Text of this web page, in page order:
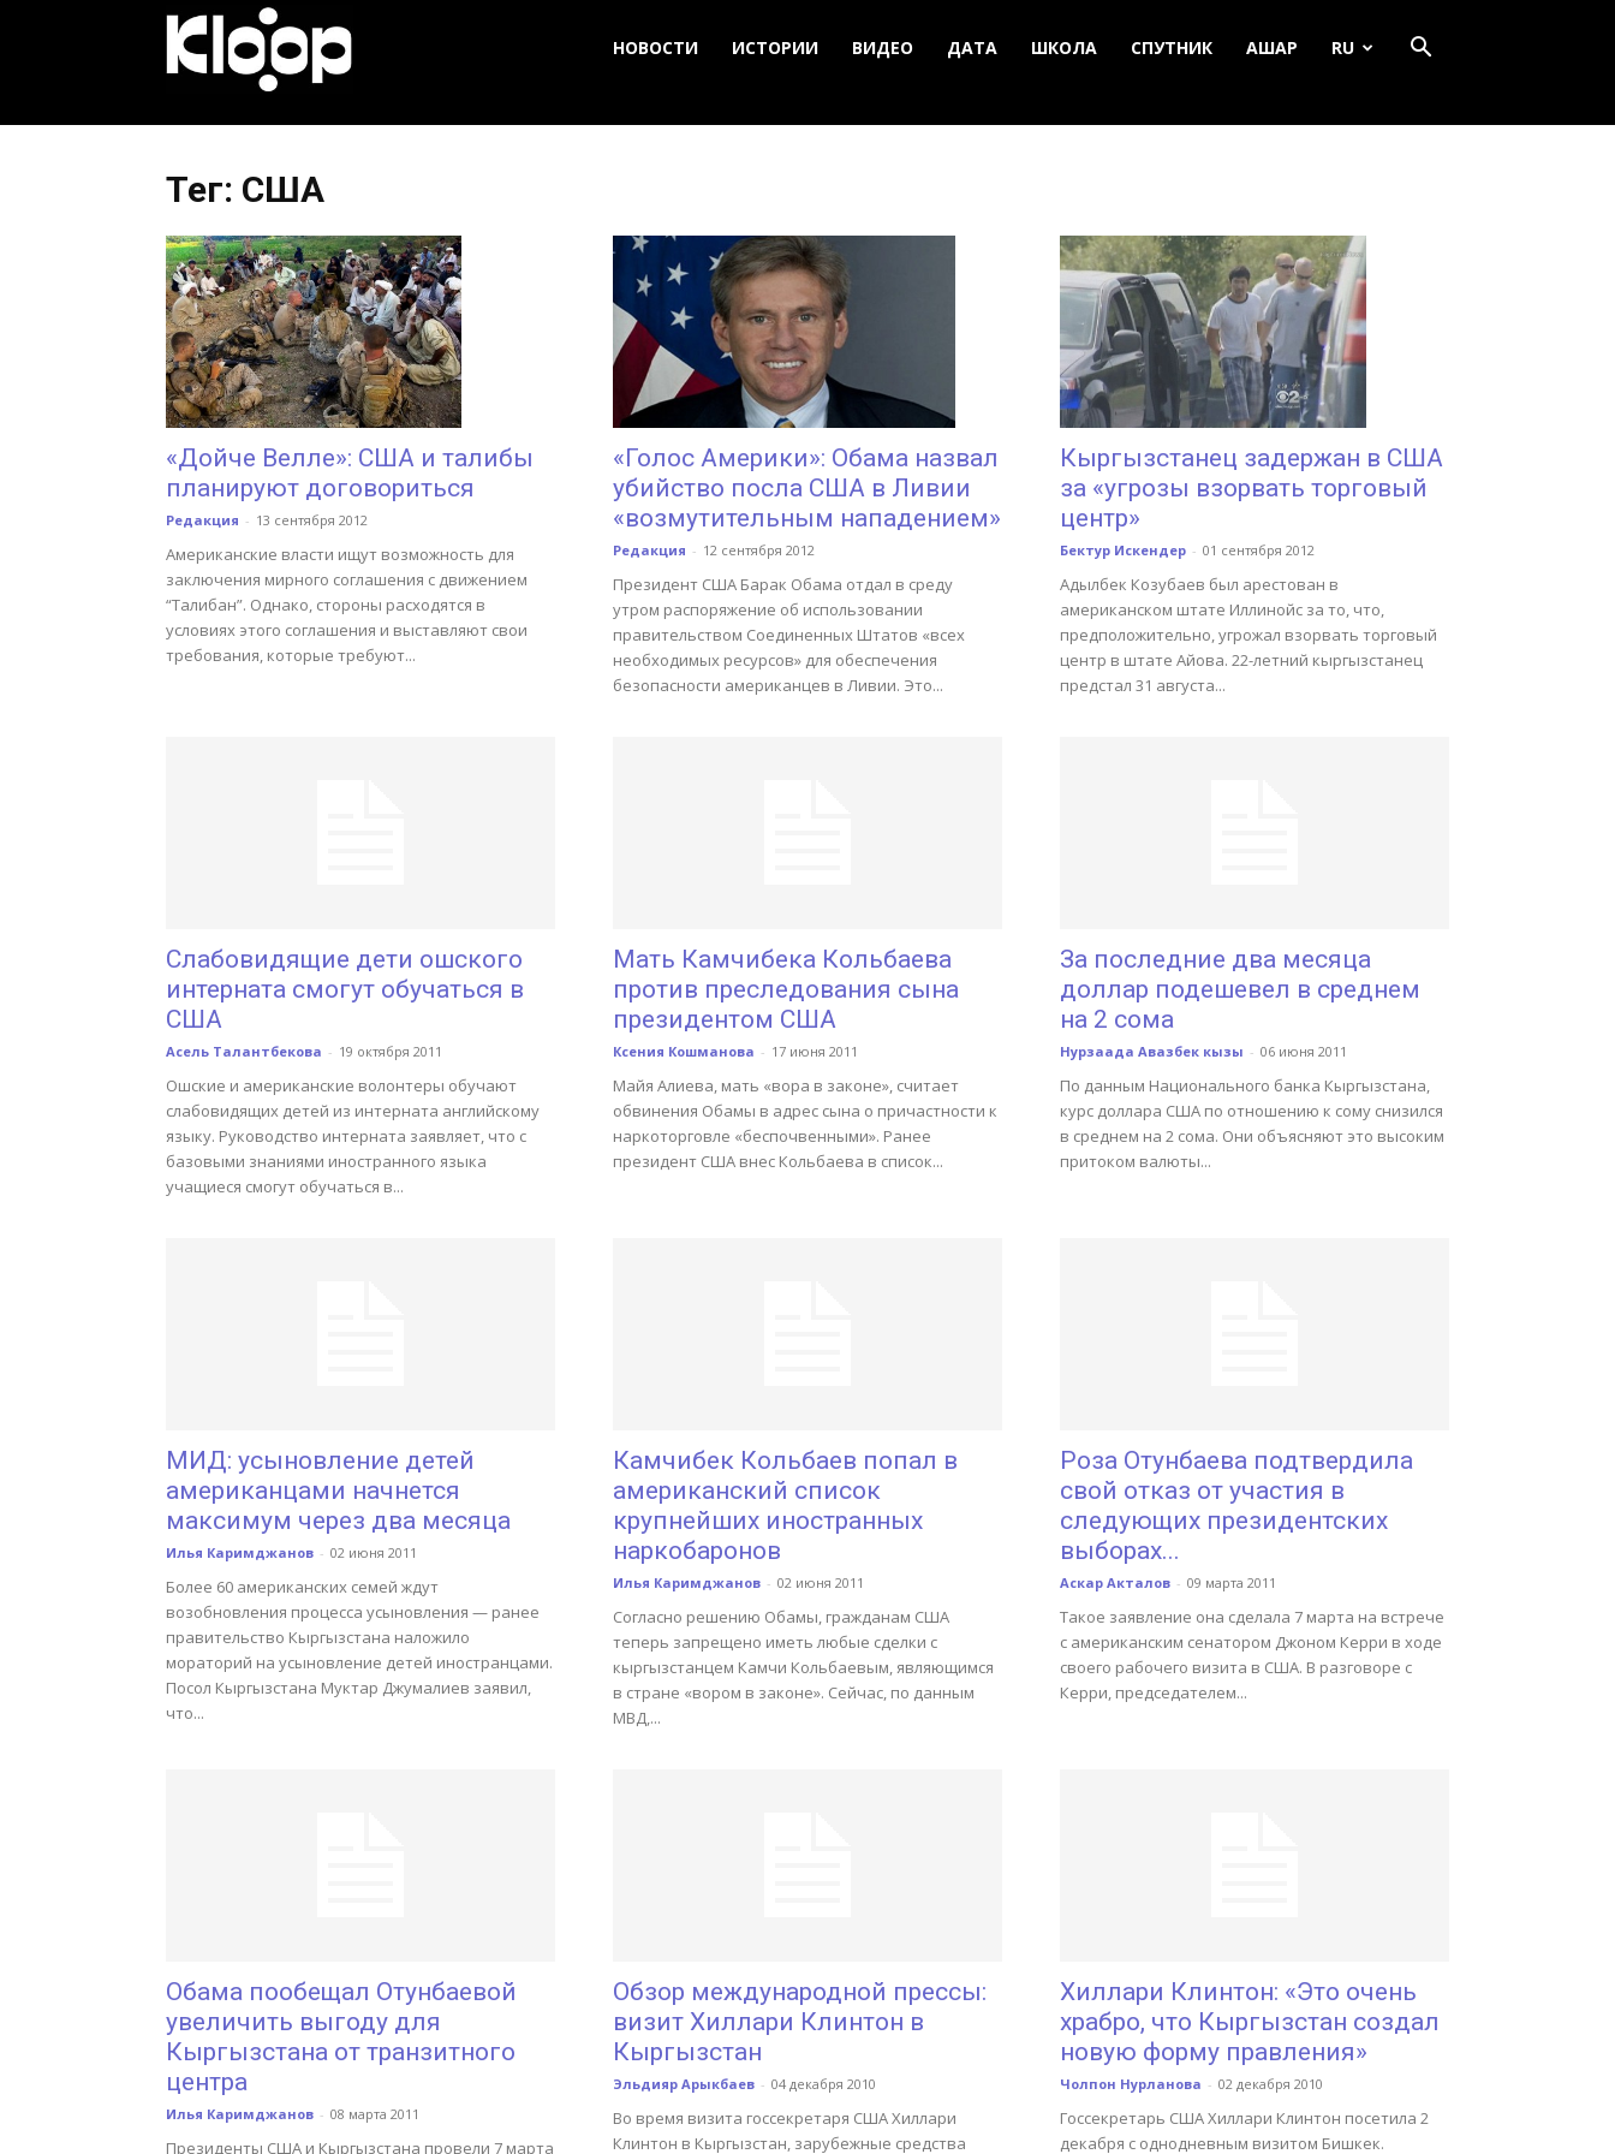
Новости
Кыргызстана
НОВОСТИ ИСТОРИИ ВИДЕО ДАТА ШКОЛА СПУТНИК АШАР RU
Тег: США
«Дойче Велле»: США и талибы
планируют договориться
Редакция - 13 сентября 2012
Американские власти ищут возможность для
заключения мирного соглашения с движением
“Талибан”. Однако, стороны расходятся в
условиях этого соглашения и выставляют свои
требования, которые требуют...
«Голос Америки»: Обама назвал
убийство посла США в Ливии
«возмутительным нападением»
Редакция - 12 сентября 2012
Президент США Барак Обама отдал в среду
утром распоряжение об использовании
правительством Соединенных Штатов «всех
необходимых ресурсов» для обеспечения
безопасности американцев в Ливии. Это...
Кыргызстанец задержан в США
за «угрозы взорвать торговый
центр»
Бектур Искендер - 01 сентября 2012
Адылбек Козубаев был арестован в
американском штате Иллинойс за то, что,
предположительно, угрожал взорвать торговый
центр в штате Айова. 22-летний кыргызстанец
предстал 31 августа...
Слабовидящие дети ошского
интерната смогут обучаться в
США
Асель Талантбекова - 19 октября 2011
Ошские и американские волонтеры обучают
слабовидящих детей из интерната английскому
языку. Руководство интерната заявляет, что с
базовыми знаниями иностранного языка
учащиеся смогут обучаться в...
Мать Камчибека Кольбаева
против преследования сына
президентом США
Ксения Кошманова - 17 июня 2011
Майя Алиева, мать «вора в законе», считает
обвинения Обамы в адрес сына о причастности к
наркоторговле «беспочвенными». Ранее
президент США внес Кольбаева в список...
За последние два месяца
доллар подешевел в среднем
на 2 сома
Нурзaада Авазбек кызы - 06 июня 2011
По данным Национального банка Кыргызстана,
курс доллара США по отношению к сому снизился
в среднем на 2 сома. Они объясняют это высоким
притоком валюты...
МИД: усыновление детей
американцами начнется
максимум через два месяца
Илья Каримджанов - 02 июня 2011
Более 60 американских семей ждут
возобновления процесса усыновления — ранее
правительство Кыргызстана наложило
мораторий на усыновление детей иностранцами.
Посол Кыргызстана Муктар Джумалиев заявил,
что...
Камчибек Кольбаев попал в
американский список
крупнейших иностранных
наркобаронов
Илья Каримджанов - 02 июня 2011
Согласно решению Обамы, гражданам США
теперь запрещено иметь любые сделки с
кыргызстанцем Камчи Кольбаевым, являющимся
в стране «вором в законе». Сейчас, по данным
МВД,...
Роза Отунбаева подтвердила
свой отказ от участия в
следующих президентских
выборах...
Аскар Акталов - 09 марта 2011
Такое заявление она сделала 7 марта на встрече
с американским сенатором Джоном Керри в ходе
своего рабочего визита в США. В разговоре с
Керри, председателем...
Обама пообещал Отунбаевой
увеличить выгоду для
Кыргызстана от транзитного
центра
Илья Каримджанов - 08 марта 2011
Президенты США и Кыргызстана провели 7 марта
Обзор международной прессы:
визит Хиллари Клинтон в
Кыргызстан
Эльдияр Арыкбаев - 04 декабря 2010
Во время визита госсекретаря США Хиллари
Клинтон в Кыргызстан, зарубежные средства
Хиллари Клинтон: «Это очень
храбро, что Кыргызстан создал
новую форму правления»
Чолпон Нурланова - 02 декабря 2010
Госсекретарь США Хиллари Клинтон посетила 2
декабря с однодневным визитом Бишкек.